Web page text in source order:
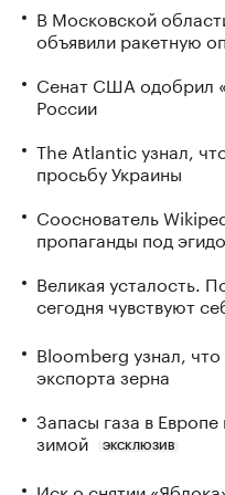
В Московской
объявили ракетную
Сенат США одобрил
России
The Atlantic узнал,
просьбу Украины
Сооснователь
пропаганды под
Великая усталость.
сегодня чувствуют
Bloomberg узнал,
экспорта зерна
Запасы газа в
зимой
ЭКСКЛЮЗИВ